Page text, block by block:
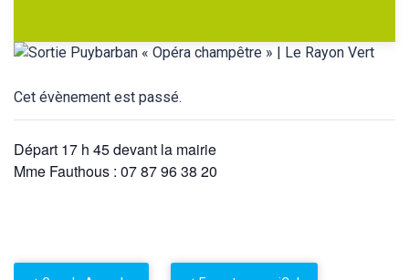
Cet évènement est passé.
Départ 17 h 45 devant la mairie
Mme Fauthous : 07 87 96 38 20